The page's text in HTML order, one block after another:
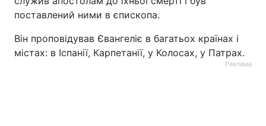
Тема оформлення
поставлений ними в єпископа.
Він проповідував Євангеліє в багатьох країнах і
містах: в Іспанії, Карпетанії, у Колосах, у Патрах.
Реклама